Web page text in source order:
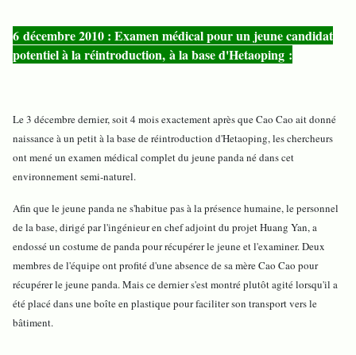
6 décembre 2010 : Examen médical pour un jeune candidat
potentiel à la réintroduction, à la base d'Hetaoping :
Le 3 décembre dernier, soit 4 mois exactement après que Cao Cao ait donné
naissance à un petit à la base de réintroduction d'Hetaoping, les chercheurs
ont mené un examen médical complet du jeune panda né dans cet
environnement semi-naturel.
Afin que le jeune panda ne s'habitue pas à la présence humaine, le personnel
de la base, dirigé par l'ingénieur en chef adjoint du projet Huang Yan, a
endossé un costume de panda pour récupérer le jeune et l'examiner. Deux
membres de l'équipe ont profité d'une absence de sa mère Cao Cao pour
récupérer le jeune panda. Mais ce dernier s'est montré plutôt agité lorsqu'il a
été placé dans une boîte en plastique pour faciliter son transport vers le
bâtiment.